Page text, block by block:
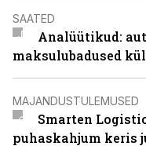
SAATED
Analüütikud:
maksulubadused
MAJANDUSTULEMUSED
Smarten
puhaskahjum keris